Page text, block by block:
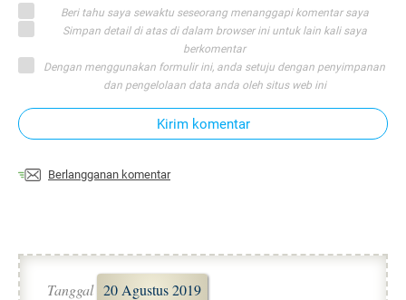
Beri tahu saya sewaktu seseorang menanggapi komentar saya
Simpan detail di atas di dalam browser ini untuk lain kali saya
berkomentar
Dengan menggunakan formulir ini, anda setuju dengan penyimpanan
dan pengelolaan data anda oleh situs web ini
Kirim komentar
Berlangganan komentar
Tanggal 20 Agustus 2019